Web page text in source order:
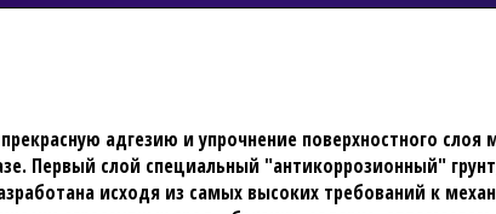
адгезию и упрочнение поверхностного слоя
Первый слой специальный "антикоррозионный"
исходя из самых высоких требований к